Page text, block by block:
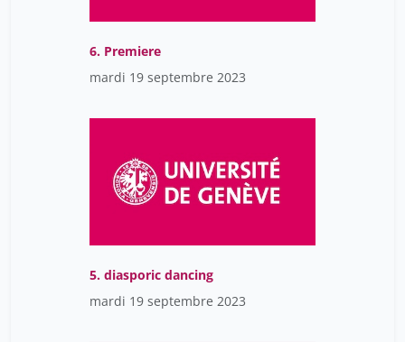
6. Premiere
mardi 19 septembre 2023
5. diasporic dancing
mardi 19 septembre 2023